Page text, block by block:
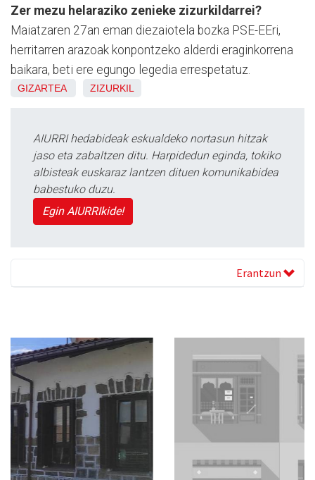
Zer mezu helaraziko zenieke zizurkildarrei?
Maiatzaren 27an eman diezaiotela bozka PSE-EEri,
herritarren arazoak konpontzeko alderdi eraginkorrena
baikara, beti ere egungo legedia errespetatuz.
GIZARTEA ZIZURKIL
AIURRI hedabideak eskualdeko nortasun hitzak
jaso eta zabaltzen ditu. Harpidedun eginda, tokiko
albisteak euskaraz lantzen dituen komunikabidea
babestuko duzu.
Egin AIURRIkide!
Erantzun